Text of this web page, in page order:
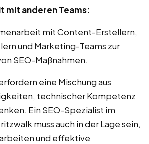
mit anderen Teams:
mit Content-Erstellern,
und Marketing-Teams zur
SEO-Maßnahmen.
eine Mischung aus
technischer Kompetenz
Ein SEO-Spezialist im
muss auch in der Lage sein,
und effektive